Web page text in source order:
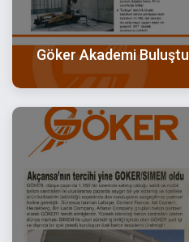
Göker Akademi Buluştu